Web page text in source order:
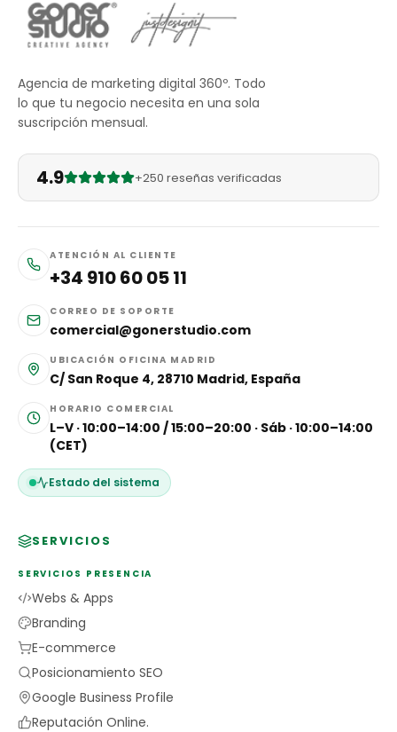
Agencia de marketing digital 360º. Todo
lo que tu negocio necesita en una sola
suscripción mensual.
4.9 +250 reseñas verificadas
ATENCIÓN AL CLIENTE
+34 910 60 05 11
CORREO DE SOPORTE
comercial@gonerstudio.com
UBICACIÓN OFICINA MADRID
C/ San Roque 4, 28710 Madrid, España
HORARIO COMERCIAL
L–V · 10:00–14:00 / 15:00–20:00 · Sáb · 10:00–14:00
(CET)
Estado del sistema
SERVICIOS
SERVICIOS PRESENCIA
Webs & Apps
Branding
E-commerce
Posicionamiento SEO
Google Business Profile
Reputación Online.